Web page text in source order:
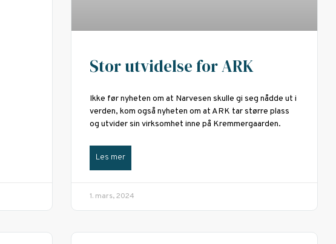
Stor utvidelse for ARK
Ikke før nyheten om at Narvesen skulle gi seg nådde ut i
verden, kom også nyheten om at ARK tar større plass
og utvider sin virksomhet inne på Kremmergaarden.
Les mer
1. mars, 2024